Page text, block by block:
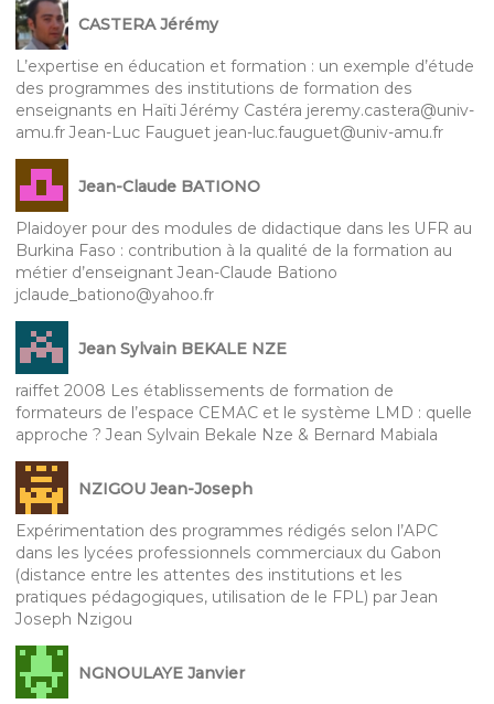
CASTERA Jérémy
L’expertise en éducation et formation : un exemple d’étude
des programmes des institutions de formation des
enseignants en Haïti Jérémy Castéra jeremy.castera@univ-
amu.fr Jean-Luc Fauguet jean-luc.fauguet@univ-amu.fr
Jean-Claude BATIONO
Plaidoyer pour des modules de didactique dans les UFR au
Burkina Faso : contribution à la qualité de la formation au
métier d’enseignant Jean-Claude Bationo
jclaude_bationo@yahoo.fr
Jean Sylvain BEKALE NZE
raiffet 2008 Les établissements de formation de
formateurs de l’espace CEMAC et le système LMD : quelle
approche ? Jean Sylvain Bekale Nze & Bernard Mabiala
NZIGOU Jean-Joseph
Expérimentation des programmes rédigés selon l’APC
dans les lycées professionnels commerciaux du Gabon
(distance entre les attentes des institutions et les
pratiques pédagogiques, utilisation de le FPL) par Jean
Joseph Nzigou
NGNOULAYE Janvier